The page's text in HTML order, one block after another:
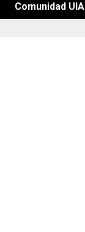
Comunidad UIA